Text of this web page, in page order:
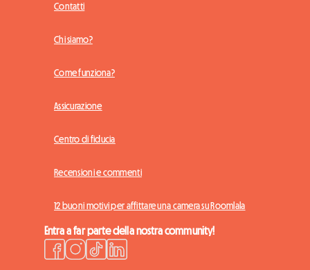
Contatti
Chi siamo?
Come funziona?
Assicurazione
Centro di fiducia
Recensioni e commenti
12 buoni motivi per affittare una camera su Roomlala
Entra a far parte della nostra community!